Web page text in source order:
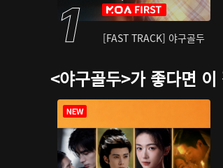
[FAST TRACK] 야구골두
<야구골두>가 좋다면 이